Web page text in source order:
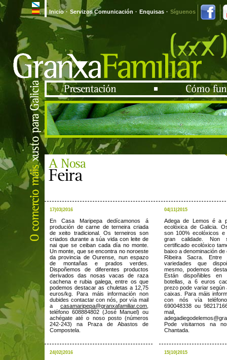
Inicio · Servizos Comunicación · Enquisas · Síguenos
04|11|2015
Adega de Lemos é a
ecolóxica de Galicia.
son 100% ecolóxicos e
gran calidade. Non
certificado ecolóxico
baixo a denominación
Ribeira Sacra. Entre
variedades que
mesmo, podemos
Están dispoñibles
botellas, a 6 euros
prezo pode variar según
caixas. Para máis
con nós vía
690048338 ou
mail,
Pode visitarnos na
Chantada.
15|10|2015
17|03|2016
En Casa Maripepa dedícamonos á
produción decarne de terneira criada
de xeito tradicional. Os terneiros son
criados durante a súa vida con leite de
nai que se ceiban cada día no monte.
Un monte, que se encontra no noroeste
da provincia de Ourense, nun espazo
de montañas e prados verdes.
Dispoñemos de diferentes productos
derivados das nosas vacas de raza
cachena e rubia galega, entre os que
podemos destacar as chuletas a 12,75
euros/kg. Para máis información non
dubides contactar con nós, por vía mail
a casamaripepa@granxafamiliar.com
teléfono 608884802 (José Manuel) ou
achégate até o noso posto (números
242-243) na Praza de Abastos de
Compostela.
24|02|2016